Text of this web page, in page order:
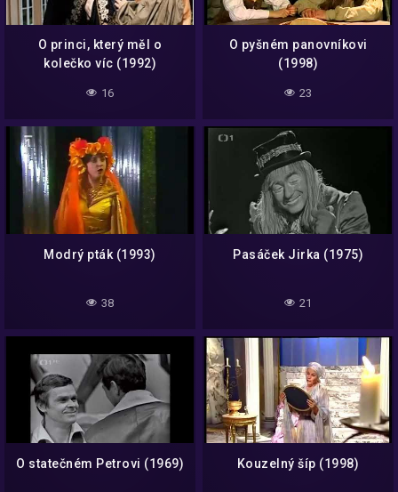
O princi, který měl o
kolečko víc (1992)
16
O pyšném panovníkovi
(1998)
23
Modrý pták (1993)
38
Pasáček Jirka (1975)
21
O statečném Petrovi (1969) Kouzelný šíp (1998)